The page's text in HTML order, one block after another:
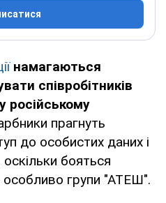
намагаються
співробітників
російському
прагнуть
до особистих даних і
бояться
особливо групи "АТЕШ".